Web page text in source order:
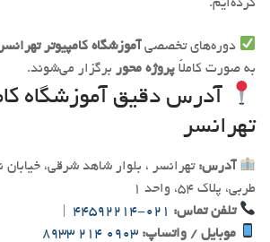
کرده‌ایم.
دوره‌های تخصصی آموزشگاه کامپیوتر تهرانسر
به صورت کاملاً پروژه محور برگزار می‌شوند.
آدرس دقیق آموزشگاه
تهرانسر
آدرس:
طربی، پلاک 54، واحد 1
تلفن تماس: 021-44592214
موبایل / واتساپ: 0903 214 8933